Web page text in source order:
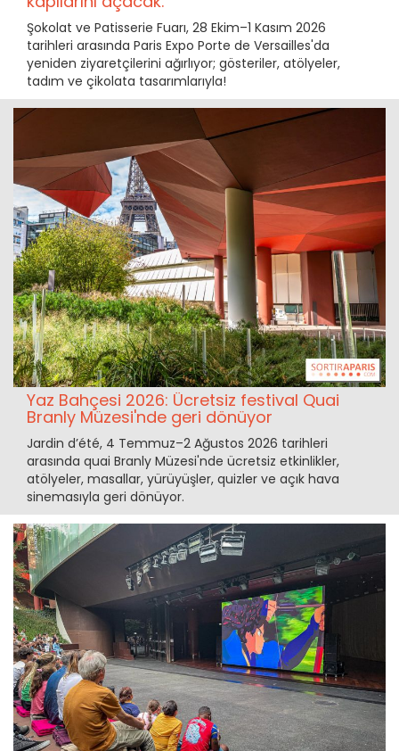
Şokolat ve Patisserie Fuarı, 28 Ekim–1 Kasım 2026
tarihleri arasında Paris Expo Porte de Versailles'da
yeniden ziyaretçilerini ağırlıyor; gösteriler, atölyeler,
tadım ve çikolata tasarımlarıyla!
Yaz Bahçesi 2026: Ücretsiz festival Quai
Branly Müzesi'nde geri dönüyor
Jardin d’été, 4 Temmuz–2 Ağustos 2026 tarihleri
arasında quai Branly Müzesi'nde ücretsiz etkinlikler,
atölyeler, masallar, yürüyüşler, quizler ve açık hava
sinemasıyla geri dönüyor.